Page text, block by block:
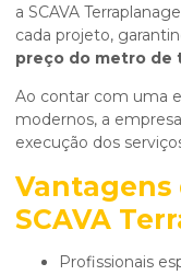
a SCAVA
cada projeto,
preço do metro de
Ao contar com uma
modernos, a
execução dos
Vantagens
SCAVA
Profissionais